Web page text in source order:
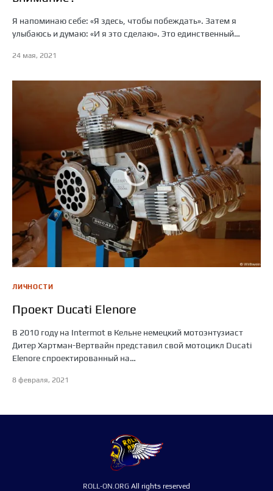
Я напоминаю себе: «Я здесь, чтобы побеждать». Затем я
улыбаюсь и думаю: «И я это сделаю». Это единственный…
24 мая, 2021
ЛИЧНОСТИ
Проект Ducati Elenore
В 2010 году на Intermot в Кельне немецкий мотоэнтузиаст
Дитер Хартман-Вертвайн представил свой мотоцикл Ducati
Elenore спроектированный на…
8 февраля, 2021
ROLL-ON.ORG All rights reserved